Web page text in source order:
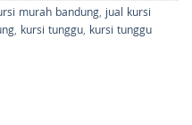
murah bandung,jual kursi
, kursi tunggu, kursi tunggu